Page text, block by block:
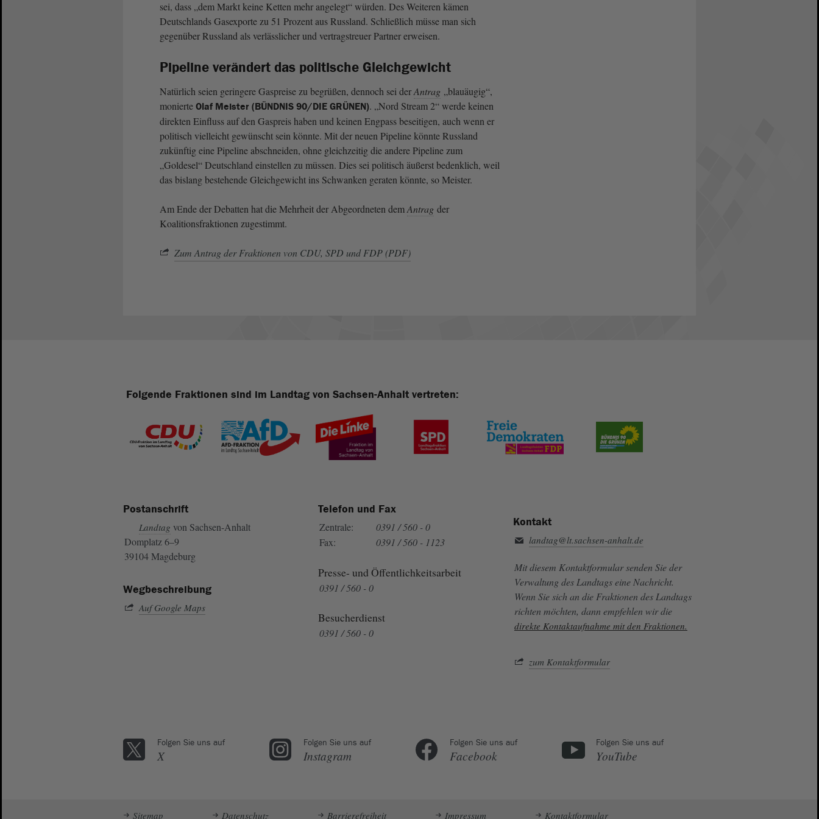
sei, dass „dem Markt keine Ketten mehr angelegt“ würden. Des Weiteren kämen
Deutschlands Gasexporte zu 51 Prozent aus Russland. Schließlich müsse man sich
gegenüber Russland als verlässlicher und vertragstreuer Partner erweisen.
Pipeline verändert das politische Gleichgewicht
Natürlich seien geringere Gaspreise zu begrüßen, dennoch sei derAntrag „blauäugig“,
monierte Olaf Meister (BÜNDNIS 90/DIE GRÜNEN). „Nord Stream 2“ werde keinen
direkten Einfluss auf den Gaspreis haben und keinen Engpass beseitigen, auch wenn er
politisch vielleicht gewünscht sein könnte. Mit der neuen Pipeline könnte Russland
zukünftig eine Pipeline abschneiden, ohne gleichzeitig die andere Pipeline zum
„Goldesel“ Deutschland einstellen zu müssen. Dies sei politisch äußerst bedenklich, weil
das bislang bestehende Gleichgewicht ins Schwanken geraten könnte, so Meister.
Am Ende der Debatten hat die Mehrheit der Abgeordneten demAntrag der
Koalitionsfraktionen zugestimmt.
Zum Antrag der Fraktionen von CDU, SPD und FDP (PDF)
Folgende Fraktionen sind im Landtag von Sachsen-Anhalt vertreten:
Postanschrift
Landtag von Sachsen-Anhalt
Domplatz 6–9
39104 Magdeburg
Wegbeschreibung
Auf Google Maps
Telefon und Fax
Zentrale:
0391 / 560 - 0
Fax:
0391 / 560 - 1123
Presse- und Öffentlichkeitsarbeit
0391 / 560 - 0
Besucherdienst
0391 / 560 - 0
Kontakt
landtag@lt.sachsen-anhalt.de
Mit diesem Kontaktformular senden Sie der
Verwaltung des Landtags eine Nachricht.
Wenn Sie sich an die Fraktionen des Landtags
richten möchten, dann empfehlen wir die
direkte Kontaktaufnahme mit den Fraktionen.
zum Kontaktformular
Folgen Sie uns auf
X
Folgen Sie uns auf
Instagram
Folgen Sie uns auf
Facebook
Folgen Sie uns auf
YouTube
Sitemap Datenschutz Barrierefreiheit Impressum Kontaktformular